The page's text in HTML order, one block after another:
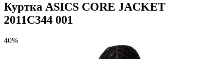
Куртка ASICS CORE JACKET
2011C344 001
40%